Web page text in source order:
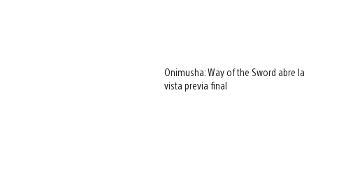
Onimusha: Way of the Sword abre la
vista previa final